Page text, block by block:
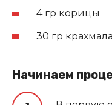
4 гр корицы
30 гр крахмала
Начинаем